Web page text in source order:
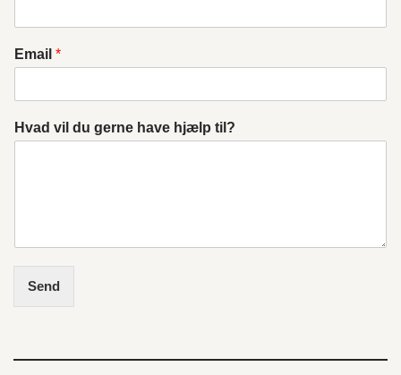
Email *
Hvad vil du gerne have hjælp til?
Send